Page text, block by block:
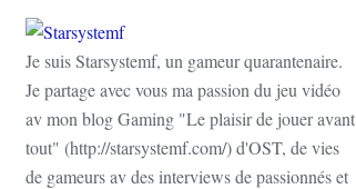
Je suis Starsystemf, un gameur quarantenaire.
Je partage avec vous ma passion du jeu vidéo
av mon blog Gaming "Le plaisir de jouer avant
tout" (http://starsystemf.com/) d'OST, de vies
de gameurs av des interviews de passionnés et